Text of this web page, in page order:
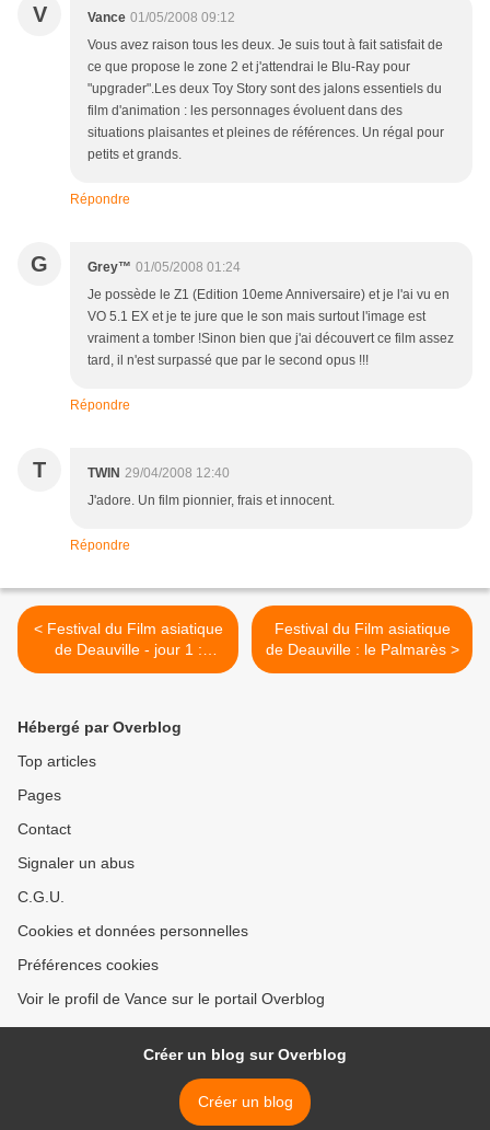
V Vance 01/05/2008 09:12
Vous avez raison tous les deux. Je suis tout à fait satisfait de
ce que propose le zone 2 et j'attendrai le Blu-Ray pour
"upgrader".Les deux Toy Story sont des jalons essentiels du
film d'animation : les personnages évoluent dans des
situations plaisantes et pleines de références. Un régal pour
petits et grands.
Répondre
G Grey™ 01/05/2008 01:24
Je possède le Z1 (Edition 10eme Anniversaire) et je l'ai vu en
VO 5.1 EX et je te jure que le son mais surtout l'image est
vraiment a tomber !Sinon bien que j'ai découvert ce film assez
tard, il n'est surpassé que par le second opus !!!
Répondre
T TWIN 29/04/2008 12:40
J'adore. Un film pionnier, frais et innocent.
Répondre
< Festival du Film asiatique
de Deauville - jour 1 :
Monsterz
Festival du Film asiatique
de Deauville : le Palmarès >
Hébergé par Overblog
Top articles
Pages
Contact
Signaler un abus
C.G.U.
Cookies et données personnelles
Préférences cookies
Voir le profil de Vance sur le portail Overblog
Créer un blog sur Overblog
Créer un blog